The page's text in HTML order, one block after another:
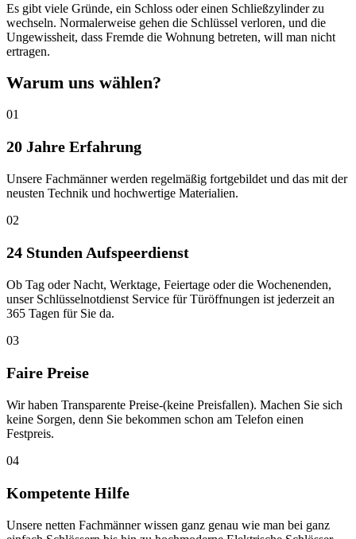
Es gibt viele Gründe, ein Schloss oder einen Schließzylinder zu
wechseln. Normalerweise gehen die Schlüssel verloren, und die
Ungewissheit, dass Fremde die Wohnung betreten, will man nicht
ertragen.
Warum uns wählen?
01
20 Jahre Erfahrung
Unsere Fachmänner werden regelmäßig fortgebildet und das mit der
neusten Technik und hochwertige Materialien.
02
24 Stunden Aufspeerdienst
Ob Tag oder Nacht, Werktage, Feiertage oder die Wochenenden,
unser Schlüsselnotdienst Service für Türöffnungen ist jederzeit an
365 Tagen für Sie da.
03
Faire Preise
Wir haben Transparente Preise-(keine Preisfallen). Machen Sie sich
keine Sorgen, denn Sie bekommen schon am Telefon einen
Festpreis.
04
Kompetente Hilfe
Unsere netten Fachmänner wissen ganz genau wie man bei ganz